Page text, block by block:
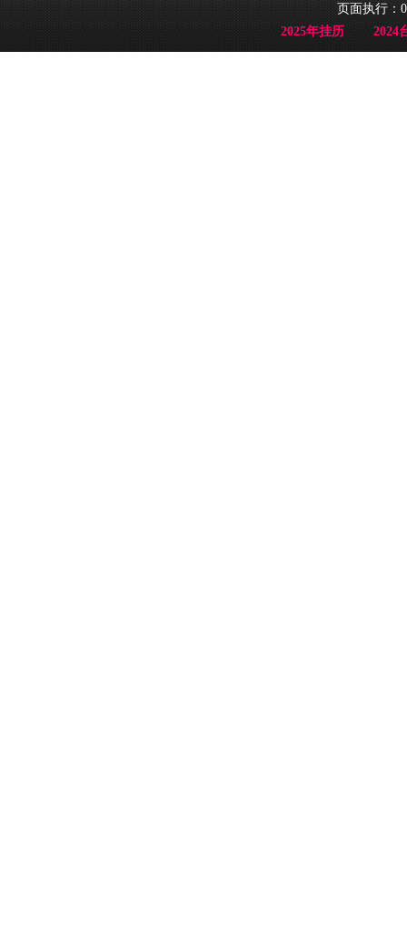
页面执行：
2025年挂历
2024